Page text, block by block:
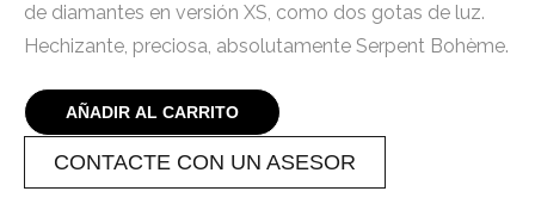
de diamantes en versión XS, como dos gotas de luz.
Hechizante, preciosa, absolutamente Serpent Bohème.
AÑADIR AL CARRITO
CONTACTE CON UN ASESOR